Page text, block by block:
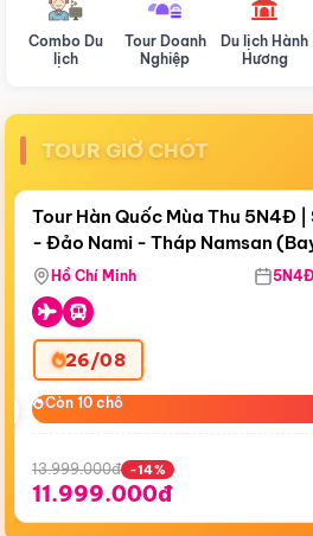
Combo Du
lịch
Tour Doanh
Nghiệp
Du lịch Hành
Hương
TOUR GIỜ CHÓT
Còn18 ngày 10:26:48
Bay Sun Phuquoc Airways
Tour Hàn Quốc Mùa Thu 5N4Đ
- Đảo Nami - Tháp Namsan
Airways)
Hồ Chí Minh 5N4Đ
26/08
Còn 10 chỗ
Còn 10 chỗ
13.999.000đ -14%
11.999.000đ